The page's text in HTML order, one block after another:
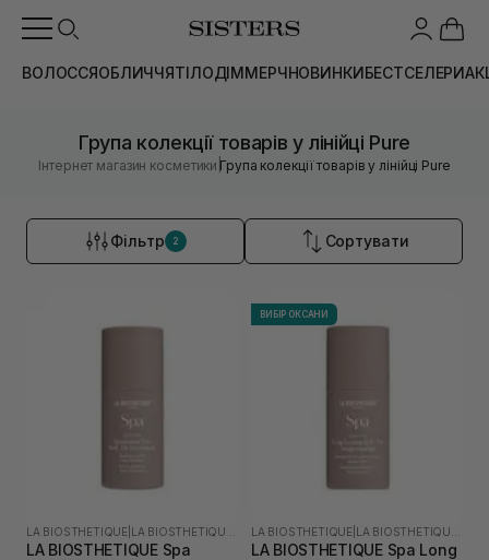
ВОЛОССЯОБЛИЧЧЯТІЛОДІММЕРЧНОВИНКИБЕСТСЕЛЕРИ
Група колекції товарів у лінійці Pure
Інтернет магазин косметики |Група колекції товарів у лінійці Pure
Фільтр 2 Сортувати
LA BIOSTHETIQUE
LA BIOSTHETIQUE Spa
ВИБІР ОКСАНИ
LA BIOSTHETIQUE
LA BIOSTHETIQUE Spa Long